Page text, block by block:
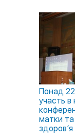
Понад
участь в
матки